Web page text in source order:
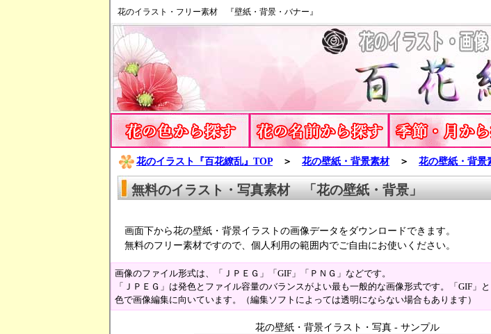
花のイラスト・フリー素材 『壁紙・背景・バナー』
花のイラスト『百花繚乱』TOP ＞ 花の壁紙・背景素材＞ 花の壁紙・背景
無料のイラスト・写真素材 「花の壁紙・背景」
画面下から花の壁紙・背景イラストの画像データをダウンロードできます。
無料のフリー素材ですので、個人利用の範囲内でご自由にお使いください。
画像のファイル形式は、「ＪＰＥＧ」「GIF」「ＰＮＧ」などです。
「ＪＰＥＧ」は発色とファイル容量のバランスがよい最も一般的な画像形式です。「GIF」
色で画像編集に向いています。（編集ソフトによっては透明にならない場合もあります）
花の壁紙・背景イラスト・写真 - サンプル